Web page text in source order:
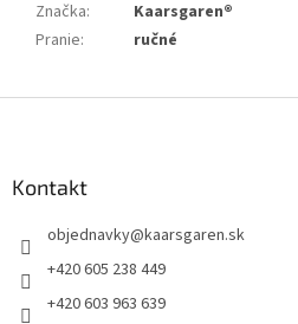
Značka:
Kaarsgaren®
Pranie: ručné
Kontakt
objednavky@kaarsgaren.sk
+420 605 238 449
+420 603 963 639